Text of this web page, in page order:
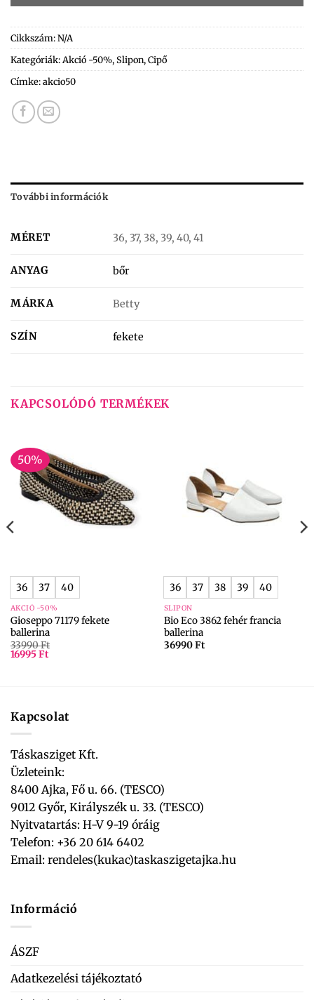
Cikkszám:N/A
Kategóriák: Akció -50%,Slipon,Cipő
Címke:akcio50
További információk
MÉRET 36, 37, 38, 39, 40, 41
ANYAG bőr
MÁRKA Betty
SZÍN fekete
KAPCSOLÓDÓ TERMÉKEK
50%
36 37 40
AKCIÓ -50%
Gioseppo 71179 fekete
ballerina
33990Ft
16995Ft
36 37 38 39 40
SLIPON
Bio Eco 3862 fehér francia
ballerina
36990Ft
Kapcsolat
Táskasziget Kft.
Üzleteink:
8400 Ajka, Fő u. 66. (TESCO)
9012 Győr, Királyszék u. 33. (TESCO)
Nyitvatartás: H-V 9-19 óráig
Telefon: +36 20 614 6402
Email: rendeles(kukac)taskaszigetajka.hu
Információ
ÁSZF
Adatkezelési tájékoztató